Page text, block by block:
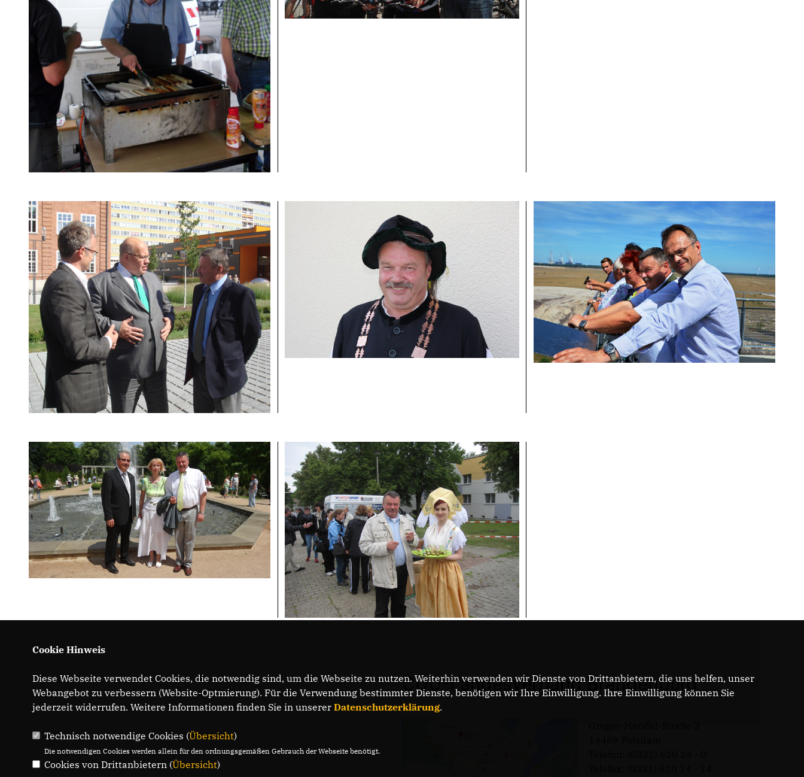
CDU-Landesverband Brandenburg
Cookie Hinweis
Diese Webseite verwendet Cookies, die notwendig sind, um die Webseite zu nutzen. Weiterhin verwenden wir Dienste von Drittanbietern, die uns helfen, unser
Webangebot zu verbessern (Website-Optmierung). Für die Verwendung bestimmter Dienste, benötigen wir Ihre Einwilligung. Ihre Einwilligung können Sie
jederzeit widerrufen. Weitere Informationen finden Sie in unserer Datenschutzerklärung.
Technisch notwendige Cookies (Übersicht)
Die notwendigen Cookies werden allein für den ordnungsgemäßen Gebrauch der Webseite benötigt.
Cookies von Drittanbietern (Übersicht)